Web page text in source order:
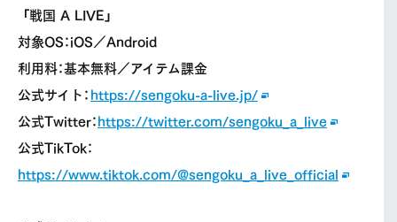
「戦国 A LIVE」
対象OS：iOS／Android
利用料：基本無料／アイテム課金
公式サイト：https://sengoku-a-live.jp/
公式Twitter：https://twitter.com/sengoku_a_live
公式TikTok：
https://www.tiktok.com/@sengoku_a_live_official